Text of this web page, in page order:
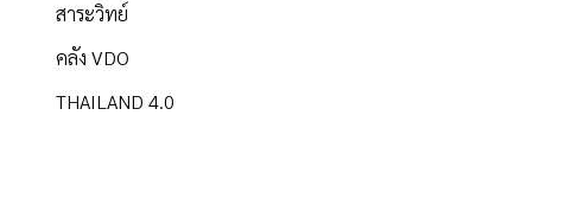
สาระวิทย์
คลัง VDO
THAILAND 4.0